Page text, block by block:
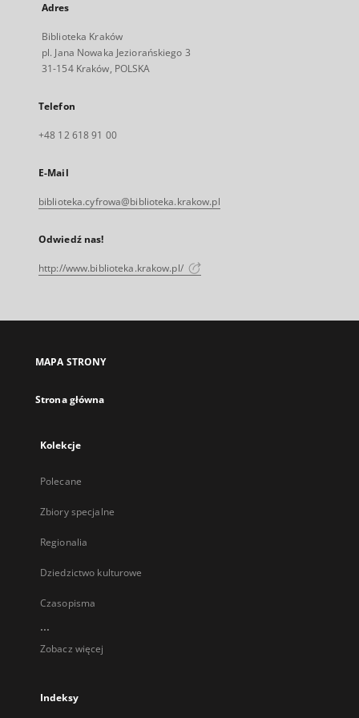
Adres
Biblioteka Kraków
pl. Jana Nowaka Jeziorańskiego 3
31-154 Kraków, POLSKA
Telefon
+48 12 618 91 00
E-Mail
biblioteka.cyfrowa@biblioteka.krakow.pl
Odwiedź nas!
http://www.biblioteka.krakow.pl/
MAPA STRONY
Strona główna
Kolekcje
Polecane
Zbiory specjalne
Regionalia
Dziedzictwo kulturowe
Czasopisma
...
Zobacz więcej
Indeksy